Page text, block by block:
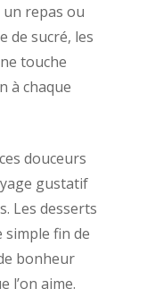
repas ou
de sucré, les
touche
à chaque
douceurs
gustatif
Les desserts
simple fin de
bonheur
l’on aime.